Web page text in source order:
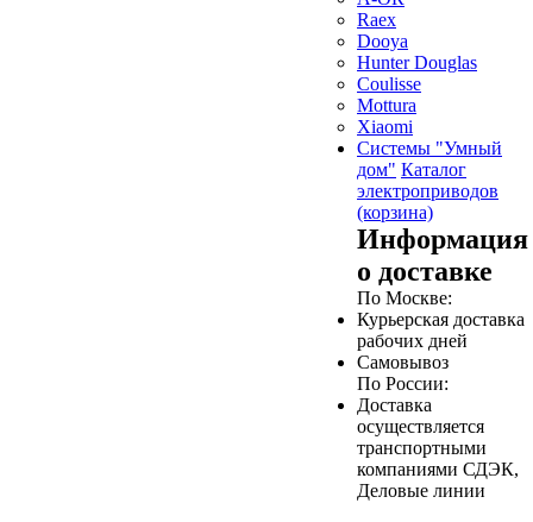
Raex
Dooya
Hunter Douglas
Coulisse
Mottura
Xiaomi
Системы "Умный
дом" Каталог
электроприводов
(корзина)
Информация
о доставке
По Москве:
Курьерская доставка
рабочих дней
Самовывоз
По России:
Доставка
осуществляется
транспортными
компаниями СДЭК,
Деловые линии